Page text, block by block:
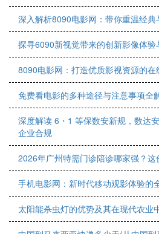
深入解析8090电影网：带你重温经
探寻6090新视觉带来的创新影像体验
8090电影网：打造优质影视资源的
免费看电影的多种途径与注意事项全
深度解读 6・1 等保数安新规，数达
企业合规
2026年广州特需门诊陪诊哪家强？这
手机电影网：新时代移动观影体验的
太阳能杀虫灯的优势及其在现代农业